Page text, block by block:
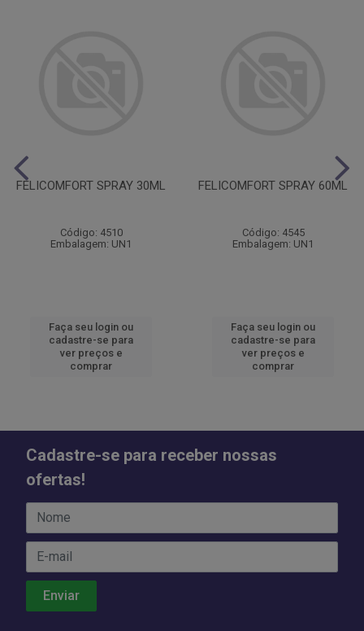
FELICOMFORT SPRAY 30ML
Código: 4510
Embalagem: UN1
Faça seu login ou
cadastre-se para
ver preços e
comprar
FELICOMFORT SPRAY 60ML
Código: 4545
Embalagem: UN1
Faça seu login ou
cadastre-se para
ver preços e
comprar
Cadastre-se para receber nossas
ofertas!